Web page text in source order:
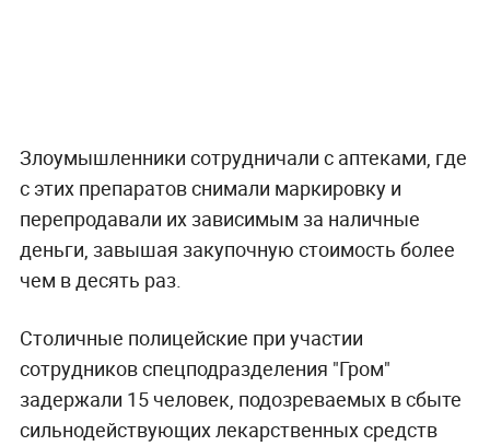
Злоумышленники сотрудничали с аптеками, где
с этих препаратов снимали маркировку и
перепродавали их зависимым за наличные
деньги, завышая закупочную стоимость более
чем в десять раз.
Столичные полицейские при участии
сотрудников спецподразделения "Гром"
задержали 15 человек, подозреваемых в сбыте
сильнодействующих лекарственных средств